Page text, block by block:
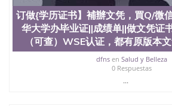
真实网上可查的证明材料 1、教育部
留服真实存档可查，存档。 2、留学
（使馆认证），使馆网站真实存档
真实可查认证办理，存档可查，终
流程农业科学院、艺术与建筑学院、
院、地球及物质科学院、教育学院、
订做{学历证书】補辦文凭，買Q/微
华大学办毕业证||成绩单||做文凭证
（可查）WSE认证，都有原版本
dfnsen Salud y Belleza
0 Respuestas
...